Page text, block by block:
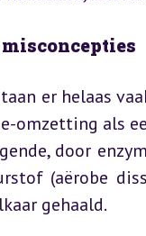
er helaas
omzetting als
door
(aërobe
gehaald.